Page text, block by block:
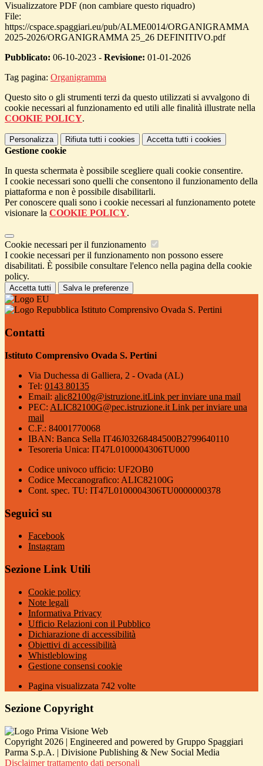
Visualizzatore PDF (non cambiare questo riquadro)
File:
https://cspace.spaggiari.eu/pub/ALME0014/ORGANIGRAMMA
2025-2026/ORGANIGRAMMA 25_26 DEFINITIVO.pdf
Pubblicato: 06-10-2023 - Revisione: 01-01-2026
Tag pagina: Organigramma
Questo sito o gli strumenti terzi da questo utilizzati si avvalgono di
cookie necessari al funzionamento ed utili alle finalità illustrate nella
COOKIE POLICY.
Personalizza Rifiuta tutti i cookies Accetta tutti i cookies
Gestione cookie
In questa schermata è possibile scegliere quali cookie consentire.
I cookie necessari sono quelli che consentono il funzionamento della
piattaforma e non è possibile disabilitarli.
Per conoscere quali sono i cookie necessari al funzionamento potete
visionare la COOKIE POLICY.
Cookie necessari per il funzionamento
I cookie necessari per il funzionamento non possono essere
disabilitati. È possibile consultare l'elenco nella pagina della cookie
policy.
Accetta tutti Salva le preferenze
Istituto Comprensivo Ovada S. Pertini
Contatti
Istituto Comprensivo Ovada S. Pertini
Via Duchessa di Galliera, 2 - Ovada (AL)
Tel: 0143 80135
Email: alic82100g@istruzione.itLink per inviare una mail
PEC: ALIC82100G@pec.istruzione.it Link per inviare una
mail
C.F.: 84001770068
IBAN: Banca Sella IT46J03268484500B2799640110
Tesoreria Unica: IT47L0100004306TU000
Codice univoco ufficio: UF2OB0
Codice Meccanografico: ALIC82100G
Cont. spec. TU: IT47L0100004306TU0000000378
Seguici su
Facebook
Instagram
Sezione Link Utili
Cookie policy
Note legali
Informativa Privacy
Ufficio Relazioni con il Pubblico
Dichiarazione di accessibilità
Obiettivi di accessibilità
Whistleblowing
Gestione consensi cookie
Pagina visualizzata 742 volte
Sezione Copyright
Copyright 2026 | Engineered and powered by Gruppo Spaggiari
Parma S.p.A. | Divisione Publishing & New Social Media
Disclaimer trattamento dati personali